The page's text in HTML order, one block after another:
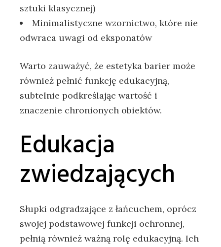
sztuki klasycznej)
Minimalistyczne wzornictwo, które nie
odwraca uwagi od eksponatów
Warto zauważyć, że estetyka barier może
również pełnić funkcję edukacyjną,
subtelnie podkreślając wartość i
znaczenie chronionych obiektów.
Edukacja
zwiedzających
Słupki odgradzające z łańcuchem, oprócz
swojej podstawowej funkcji ochronnej,
pełnią również ważną rolę edukacyjną. Ich